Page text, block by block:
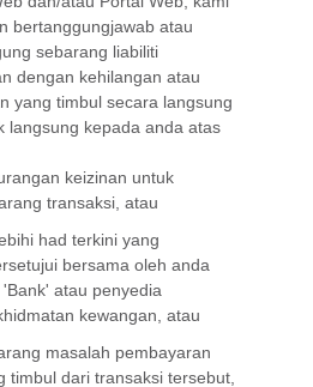
bertanggungjawab atau
sebarang liabiliti
dengan kehilangan atau
yang timbul secara langsung
langsung kepada anda atas
keizinan untuk
transaksi, atau
had terkini yang
bersama oleh anda
atau penyedia
kewangan, atau
masalah pembayaran
timbul dari transaksi tersebut,